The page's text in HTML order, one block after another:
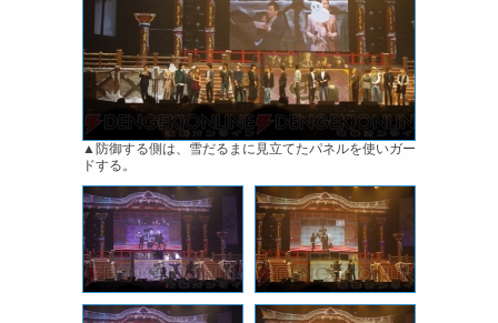
▲防御する側は、雪だるまに見立てたパネルを使いガー
ドする。